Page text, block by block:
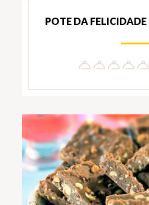
POTE DA